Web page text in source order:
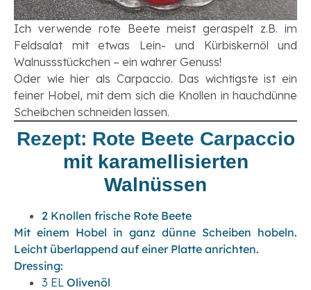
Ich verwende rote Beete meist geraspelt z.B. im
Feldsalat mit etwas Lein- und Kürbiskernöl und
Walnussstückchen – ein wahrer Genuss!
Oder wie hier als Carpaccio. Das wichtigste ist ein
feiner Hobel, mit dem sich die Knollen in hauchdünne
Scheibchen schneiden lassen.
Rezept: Rote Beete Carpaccio
mit karamellisierten
Walnüssen
2 Knollen frische Rote Beete
Mit einem Hobel in ganz dünne Scheiben hobeln.
Leicht überlappend auf einer Platte anrichten.
Dressing:
3 EL Olivenöl